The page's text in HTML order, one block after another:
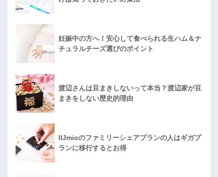
妊娠中の方へ！安心して食べられる生ハム＆ナ
チュラルチーズ選びのポイント
渡辺さんは豆まきしないって本当？渡辺家が豆
まきをしない歴史的理由
IIJmioのファミリーシェアプランの人はギガプ
ランに移行するとお得